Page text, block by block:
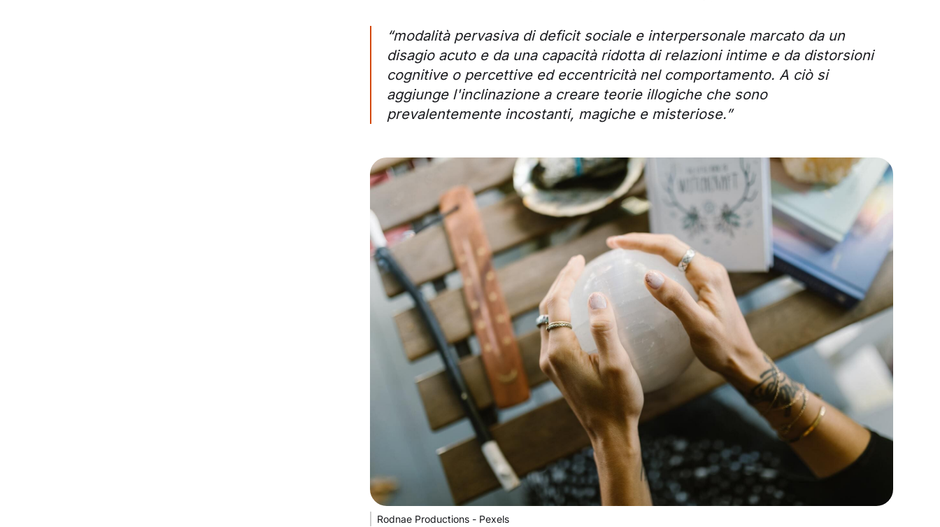
“modalità pervasiva di deficit sociale e interpersonale marcato da un
disagio acuto e da una capacità ridotta di relazioni intime e da distorsioni
cognitive o percettive ed eccentricità nel comportamento. A ciò si
aggiunge l'inclinazione a creare teorie illogiche che sono
prevalentemente incostanti, magiche e misteriose.”
Rodnae Productions - Pexels